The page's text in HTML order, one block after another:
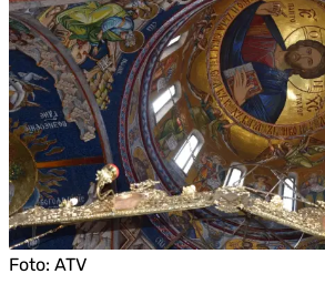
Foto: ATV